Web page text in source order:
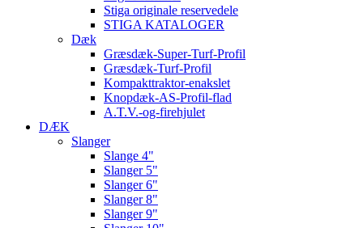
Stiga originale reservedele
STIGA KATALOGER
Dæk
Græsdæk-Super-Turf-Profil
Græsdæk-Turf-Profil
Kompakttraktor-enakslet
Knopdæk-AS-Profil-flad
A.T.V.-og-firehjulet
DÆK
Slanger
Slange 4"
Slanger 5"
Slanger 6"
Slanger 8"
Slanger 9"